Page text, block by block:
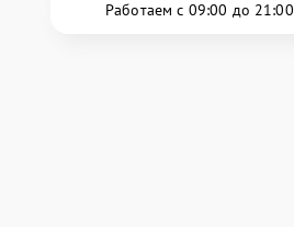
Работаем с 09:00 до 21:00